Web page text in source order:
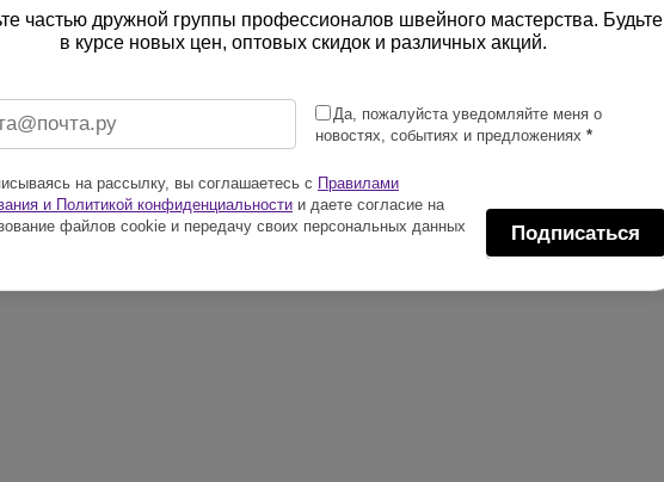
частью дружной группы профессионалов швейного мастерства. Будьте
в курсе новых цен, оптовых скидок и различных акций.
Да, пожалуйста уведомляйте меня о
новостях, событиях и предложениях *
на рассылку, вы соглашаетесь с Правилами
и Политикой конфиденциальности и даете согласие на
файлов cookie и передачу своих персональных данных
Подписаться